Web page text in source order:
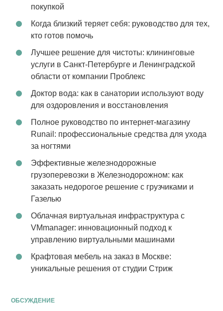
покупкой
Когда близкий теряет себя: руководство для тех,
кто готов помочь
Лучшее решение для чистоты: клининговые
услуги в Санкт-Петербурге и Ленинградской
области от компании Проблекс
Доктор вода: как в санатории используют воду
для оздоровления и восстановления
Полное руководство по интернет-магазину
Runail: профессиональные средства для ухода
за ногтями
Эффективные железнодорожные
грузоперевозки в Железнодорожном: как
заказать недорогое решение с грузчиками и
Газелью
Облачная виртуальная инфраструктура с
VMmanager: инновационный подход к
управлению виртуальными машинами
Крафтовая мебель на заказ в Москве:
уникальные решения от студии Стриж
ОБСУЖДЕНИЕ